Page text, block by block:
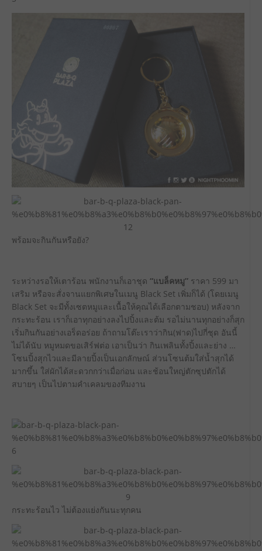
พร้อมจะกินกันหรือยัง?
ระหว่างรอให้เตาร้อน พนักงานก็เอาชุด “แบล็คหมู” ราคา 599 มา
เสริม หรือจะสั่งจานแยกพิเศษในเมนู Black Set เพิ่มก็ได้ (โดยเมนู
Black Set จะมีทั้งเซตหมูและเนื้อให้คุณได้เลือกตามชอบ) หลังจาก
กระทะร้อน เราก็เอาทุกอย่างลงไปปิ้งและต้ม รอไม่นานทุกอย่างก็สุก
เริ่มกินกันอย่างเอร็ดอร่อย ถ้าถามโต๊ะเราว่ากิน(ฟาด)ไปกี่ชุด อันนี้
ไม่ได้นับ หมูหมดขอเสิร์ฟต่อ เอาเป็นว่า กินเพลินทั้งปิ้งและย่าง …
โซนปิ้งสุกไวและมีลายปิ้งเป็นเอกลักษณ์ ส่วนโซนต้มใส่น้ำสุกได้
มากขึ้น ใส่ผักได้สะดวกกว่าเมื่อก่อน และช้อนใหญ่ตักซุปตักได้
สบายๆ เป็นไปตามคำเคลมของทีมงาน
กระทะร้อนไว ไม่ต้องแย่งกันนะทุกคน